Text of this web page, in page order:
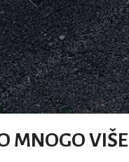
MNOGO VIŠE